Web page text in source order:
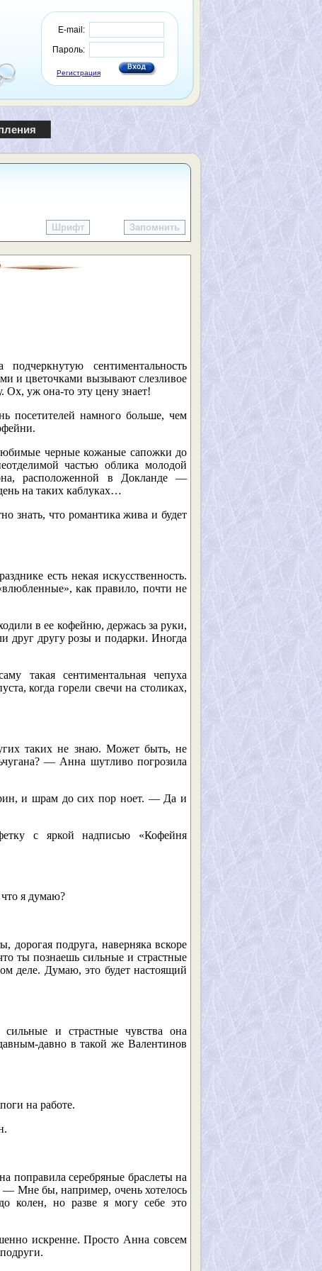
E-mail:
Пароль:
Регистрация
Шрифт Запомнить
сентиментальность
и цветочками вызывают слезливое
уж она-то эту цену знает!
посетителей намного больше, чем
черные кожаные сапожки до
частью облика молодой
расположенной в Докланде —
на таких каблуках…
знать, что романтика жива и будет
есть некая искусственность.
как правило, почти не
в ее кофейню, держась за руки,
друг другу розы и подарки. Иногда
такая сентиментальная чепуха
когда горели свечи на столиках,
таких не знаю. Может быть, не
— Анна шутливо погрозила
и шрам до сих пор ноет. — Да и
с яркой надписью «Кофейня
я думаю?
подруга, наверняка вскоре
ты познаешь сильные и страстные
деле. Думаю, это будет настоящий
и страстные чувства она
давно в такой же Валентинов
на работе.
поправила серебряные браслеты на
— Мне бы, например, очень хотелось
колен, но разве я могу себе это
искренне. Просто Анна совсем